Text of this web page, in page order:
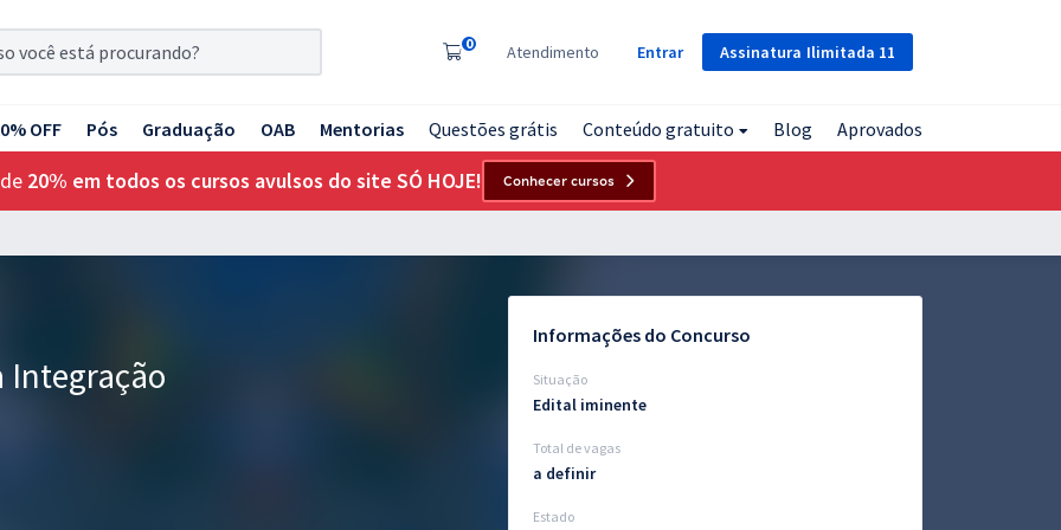
Assinatura Ilimitada 11
0 Atendimento Entrar
OFF Pós Graduação OAB Mentorias Questões grátis Conteúdo gratuito Blog Aprovados
20% em todos os cursos avulsos do site SÓ HOJE! Conhecer cursos
Integração
Informações do Concurso
Situação
Edital iminente
Total de vagas
a definir
Estado